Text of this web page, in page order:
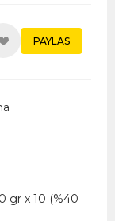
PAYLAS
gr x 10 (%40